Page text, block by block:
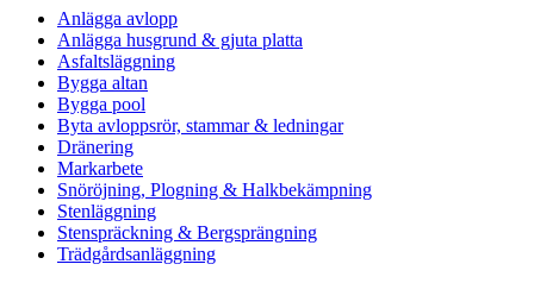
Anlägga avlopp
Anlägga husgrund & gjuta platta
Asfaltsläggning
Bygga altan
Bygga pool
Byta avloppsrör, stammar & ledningar
Dränering
Markarbete
Snöröjning, Plogning & Halkbekämpning
Stenläggning
Stenspräckning & Bergsprängning
Trädgårdsanläggning